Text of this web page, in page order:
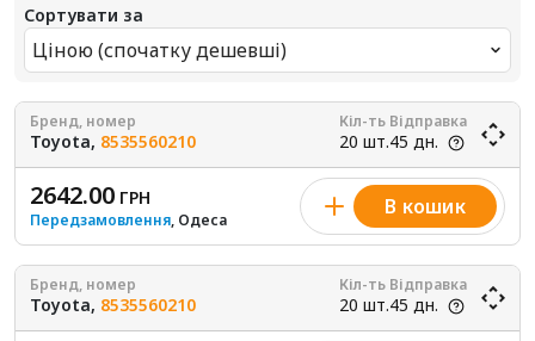
Сортувати за
Ціною (спочатку дешевші)
Бренд, номер
Toyota, 8535560210
Кіл-ть
20 шт.
Відправка
45 дн.
2642.00 ГРН
Передзамовлення, Одеса
В кошик
Бренд, номер
Toyota, 8535560210
Кіл-ть
20 шт.
Відправка
45 дн.